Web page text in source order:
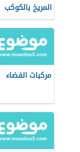
المريخ بالكوكب
الأحمر
مركبات الفضاء